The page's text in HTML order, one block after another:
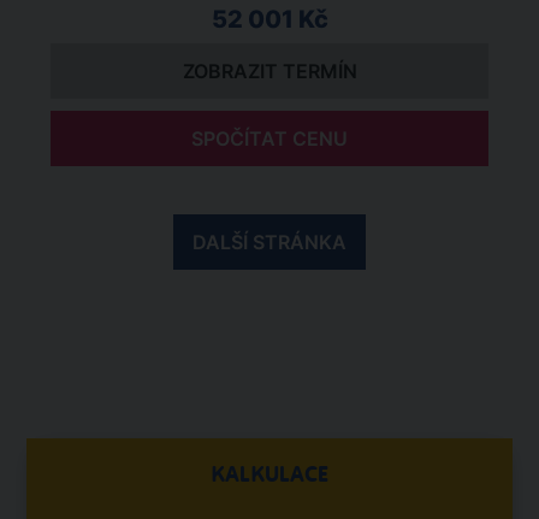
52 001 Kč
ZOBRAZIT TERMÍN
SPOČÍTAT CENU
DALŠÍ STRÁNKA
KALKULACE